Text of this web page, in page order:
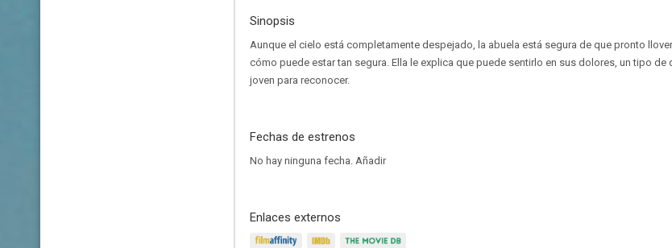
Sinopsis
Aunque el cielo está completamente despejado, la abuela está segura de que pronto
cómo puede estar tan segura. Ella le explica que puede sentirlo en sus dolores, un tipo de
joven para reconocer.
Fechas de estrenos
No hay ninguna fecha. Añadir
Enlaces externos